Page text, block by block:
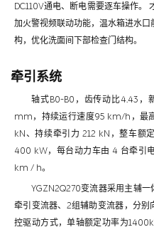
DC110V通电、断电需要逐车操作。
加火警视频联动功能，温水箱进水
构，优化洗面间下部检查门结构。
牵引系统
轴式B0-B0，齿传动比4.43，
mm，持续运行速度95 km/h，最
kN、持续牵引力 212 kN，整车额
400 kW，每台动力车由 4 台牵引
km / h。
YGZN2Q270变流器采用主辅
牵引变流器、2组辅助变流器，分
控驱动方式，单轴额定功率为